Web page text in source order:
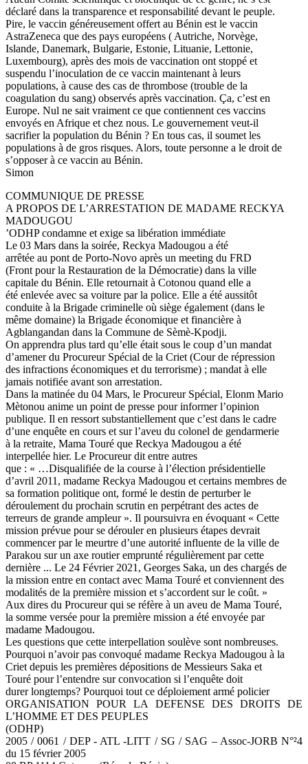
déclaré dans la transparence et responsabilité devant le peuple.
Pire, le vaccin généreusement offert au Bénin est le vaccin
AstraZeneca que des pays européens ( Autriche, Norvège,
Islande, Danemark, Bulgarie, Estonie, Lituanie, Lettonie,
Luxembourg), après des mois de vaccination ont stoppé et
suspendu l’inoculation de ce vaccin maintenant à leurs
populations, à cause des cas de thrombose (trouble de la
coagulation du sang) observés après vaccination. Ça, c’est en
Europe. Nul ne sait vraiment ce que contiennent ces vaccins
envoyés en Afrique et chez nous. Le gouvernement veut-il
sacrifier la population du Bénin ? En tous cas, il soumet les
populations à de gros risques. Alors, toute personne a le droit de
s’opposer à ce vaccin au Bénin.
Simon
COMMUNIQUE DE PRESSE
A PROPOS DE L’ARRESTATION DE MADAME RECKYA
MADOUGOU
’ODHP condamne et exige sa libération immédiate
Le 03 Mars dans la soirée, Reckya Madougou a été
arrêtée au pont de Porto-Novo après un meeting du FRD
(Front pour la Restauration de la Démocratie) dans la ville
capitale du Bénin. Elle retournait à Cotonou quand elle a
été enlevée avec sa voiture par la police. Elle a été aussitôt
conduite à la Brigade criminelle où siège également (dans le
même domaine) la Brigade économique et financière à
Agblangandan dans la Commune de Sèmè-Kpodji.
On apprendra plus tard qu’elle était sous le coup d’un mandat
d’amener du Procureur Spécial de la Criet (Cour de répression
des infractions économiques et du terrorisme) ; mandat à elle
jamais notifiée avant son arrestation.
Dans la matinée du 04 Mars, le Procureur Spécial, Elonm Mario
Mètonou anime un point de presse pour informer l’opinion
publique. Il en ressort substantiellement que c’est dans le cadre
d’une enquête en cours et sur l’aveu du colonel de gendarmerie
à la retraite, Mama Touré que Reckya Madougou a été
interpellée hier. Le Procureur dit entre autres
que : « …Disqualifiée de la course à l’élection présidentielle
d’avril 2011, madame Reckya Madougou et certains membres de
sa formation politique ont, formé le destin de perturber le
déroulement du prochain scrutin en perpétrant des actes de
terreurs de grande ampleur ». Il poursuivra en évoquant « Cette
mission prévue pour se dérouler en plusieurs étapes devrait
commencer par le meurtre d’une autorité influente de la ville de
Parakou sur un axe routier emprunté régulièrement par cette
dernière ... Le 24 Février 2021, Georges Saka, un des chargés de
la mission entre en contact avec Mama Touré et conviennent des
modalités de la première mission et s’accordent sur le coût. »
Aux dires du Procureur qui se réfère à un aveu de Mama Touré,
la somme versée pour la première mission a été envoyée par
madame Madougou.
Les questions que cette interpellation soulève sont nombreuses.
Pourquoi n’avoir pas convoqué madame Reckya Madougou à la
Criet depuis les premières dépositions de Messieurs Saka et
Touré pour l’entendre sur convocation si l’enquête doit
durer longtemps? Pourquoi tout ce déploiement armé policier
ORGANISATION POUR LA DEFENSE DES DROITS DE
L’HOMME ET DES PEUPLES
(ODHP)
2005 / 0061 / DEP - ATL -LITT / SG / SAG – Assoc-JORB N°²4
du 15 février 2005